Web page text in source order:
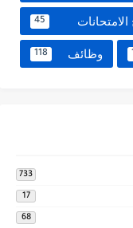
الامتحانات 45
وظائف 118
733
17
68